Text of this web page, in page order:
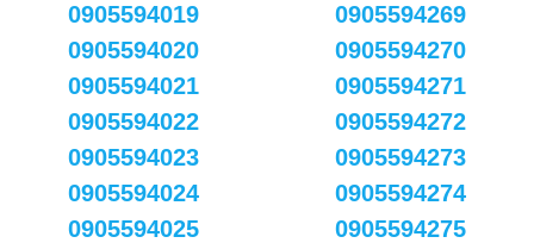
0905594019
0905594020
0905594021
0905594022
0905594023
0905594024
0905594025
0905594269
0905594270
0905594271
0905594272
0905594273
0905594274
0905594275